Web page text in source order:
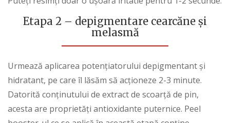
Etapa 2 – depigmentare cearcăne și
melasmă
Urmează aplicarea potențiatorului depigmentant și
hidratant, pe care îl lăsăm să acționeze 2-3 minute.
Datorită conținutului de extract de scoarță de pin,
acesta are proprietăți antioxidante puternice. Peel